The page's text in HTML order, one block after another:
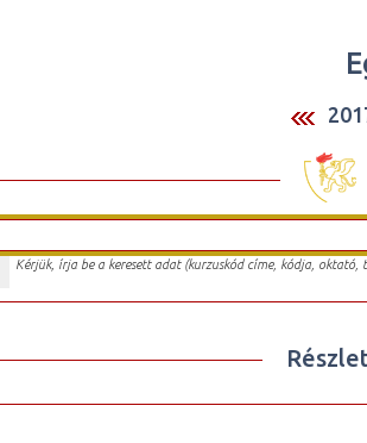
Kérjük, írja be a keresett adat (kurzuskód címe, kódja, oktató,